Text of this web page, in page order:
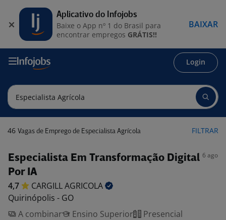
Login
46 Vagas de Emprego de Especialista Agrícola FILTRAR
Especialista Em Transformação Digital
Por IA
6 ago
4,7 CARGILLAGRICOLA
Quirinópolis - GO
A combinar
Ensino Superior Presencial
Aplicativo do Infojobs
Baixe o App nº 1 do Brasil para
encontrar empregos GRÁTIS!!
BAIXAR